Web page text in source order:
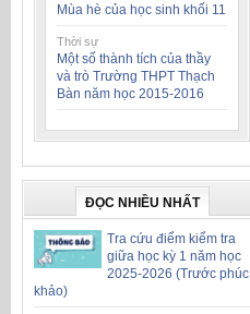
Mùa hè của học sinh khối 11
Thời sự
Một số thành tích của thầy
và trò Trường THPT Thạch
Bàn năm học 2015-2016
ĐỌC NHIỀU NHẤT
Tra cứu điểm kiểm tra
giữa học kỳ 1 năm học
2025-2026 (Trước phúc
khảo)